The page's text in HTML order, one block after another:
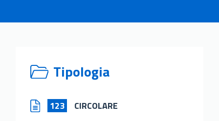
Tipologia
123 CIRCOLARE